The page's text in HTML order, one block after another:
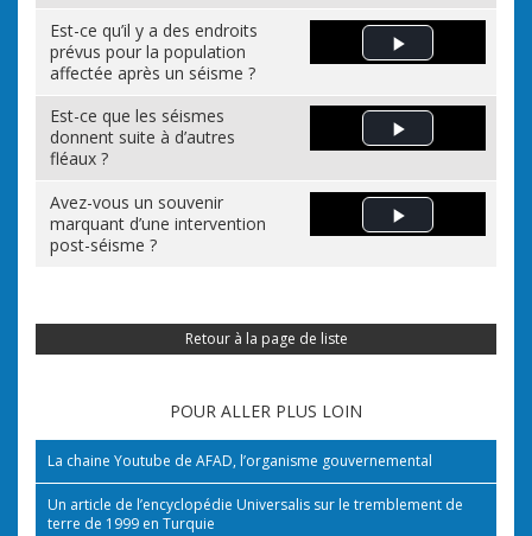
Est-ce qu’il y a des endroits
prévus pour la population
affectée après un séisme ?
Play Video
Est-ce que les séismes
donnent suite à d’autres
fléaux ?
Play Video
Avez-vous un souvenir
marquant d’une intervention
post-séisme ?
Play Video
Retour à la page de liste
POUR ALLER PLUS LOIN
La chaine Youtube de AFAD, l’organisme gouvernemental
Un article de l’encyclopédie Universalis sur le tremblement de
terre de 1999 en Turquie